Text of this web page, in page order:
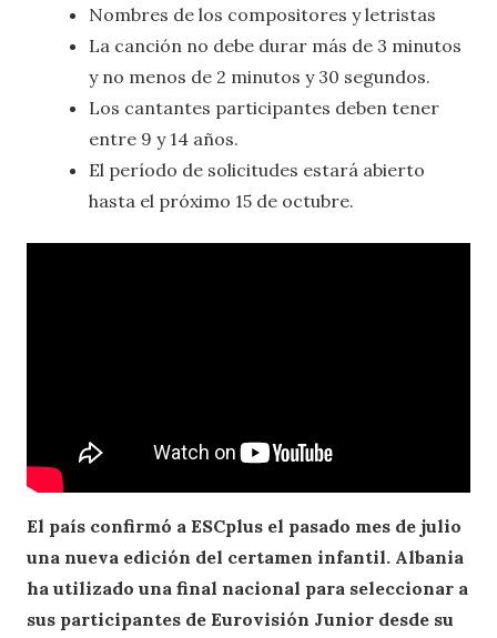
Nombres de los compositores y letristas
La canción no debe durar más de 3 minutos
y no menos de 2 minutos y 30 segundos.
Los cantantes participantes deben tener
entre 9 y 14 años.
El período de solicitudes estará abierto
hasta el próximo 15 de octubre.
El país confirmó a ESCplus el pasado mes de julio
una nueva edición del certamen infantil. Albania
ha utilizado una final nacional para seleccionar a
sus participantes de Eurovisión Junior desde su